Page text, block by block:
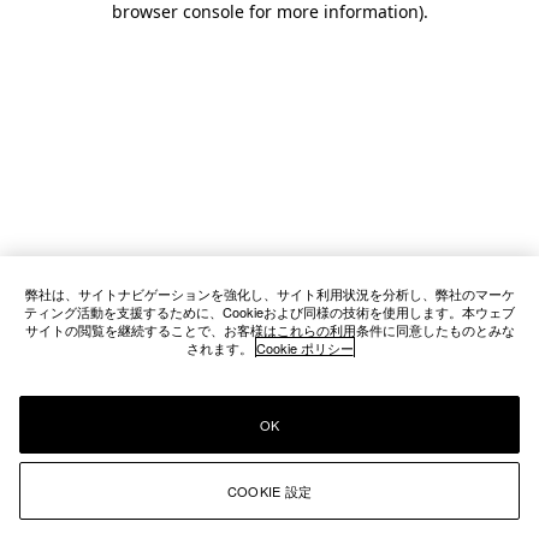
browser console for more information).
弊社は、サイトナビゲーションを強化し、サイト利用状況を分析し、弊社のマーケ
ティング活動を支援するために、Cookieおよび同様の技術を使用します。本ウェブ
サイトの閲覧を継続することで、お客様はこれらの利用条件に同意したものとみな
されます。 Cookie ポリシー
COOKIE 設定
OK